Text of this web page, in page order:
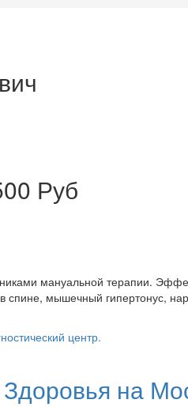
Руб
мануальной терапии.
спине, мышечный гипертонус,
центр.
на